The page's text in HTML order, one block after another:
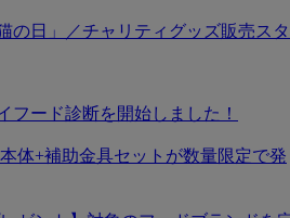
の日」／チャリティグッズ販売スタ
フード診断を開始しました！
体+補助金具セットが数量限定で発